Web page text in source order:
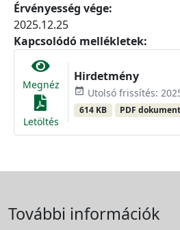
Érvényesség vége:
2025.12.25
Kapcsolódó mellékletek:
Megnéz
Letöltés
Hirdetmény
event_available Utolsó frissítés:
614 KB PDF
További információk